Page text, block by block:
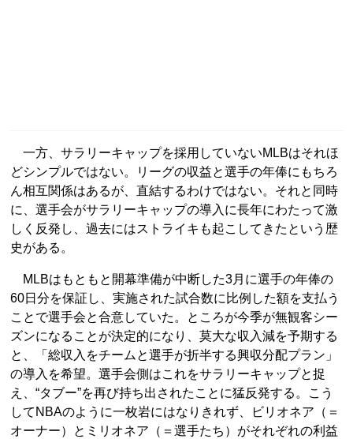
一方、サラリーキャップを採用していないMLBはそれほ
どシンプルではない。リーグの収益と選手の年俸にもちろ
ん相互関係はあるが、直結するわけではない。それと同時
に、選手会がサラリーキャップの導入に長年にわたって激
しく反発し、過去にはストライキも起こしてきたという歴
史がある。
MLBはもともと開幕準備が中断した3月に選手の年俸の
60日分を保証し、実施された試合数に比例した額を支払う
ことで選手会と合意していた。ところが今季が無観客シー
ズンになることが決定的になり、莫大な収入減を予期する
と、「総収入をチームと選手が折半する興収分配プラン」
の導入を希望。選手会側はこれをサラリーキャップと捉
え、“タブー”を再び持ち出されたことに猛反発する。こう
してNBAのように一枚岩にはなりきれず、ビリオネア（＝
オーナー）とミリオネア（＝選手たち）がそれぞれの利益